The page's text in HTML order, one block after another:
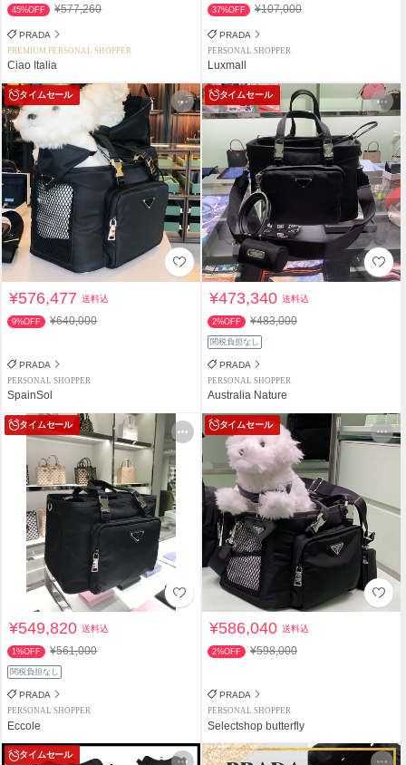
45%OFF ¥577,260
PRADA
PREMIUM PERSONAL SHOPPER
Ciao Italia
37%OFF ¥107,000
PRADA
PERSONAL SHOPPER
Luxmall
タイムセール
¥576,477送料込
9%OFF ¥640,000
PRADA
PERSONAL SHOPPER
SpainSol
タイムセール
¥473,340送料込
2%OFF ¥483,000
関税負担なし
PRADA
PERSONAL SHOPPER
Australia Nature
タイムセール
¥549,820送料込
1%OFF ¥561,000
関税負担なし
PRADA
PERSONAL SHOPPER
Eccole
タイムセール
¥586,040送料込
2%OFF ¥598,000
PRADA
PERSONAL SHOPPER
Selectshop butterfly
タイムセール